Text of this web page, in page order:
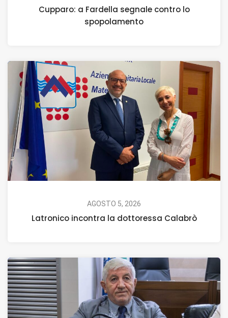
Cupparo: a Fardella segnale contro lo
spopolamento
AGOSTO 5, 2026
Latronico incontra la dottoressa Calabrò